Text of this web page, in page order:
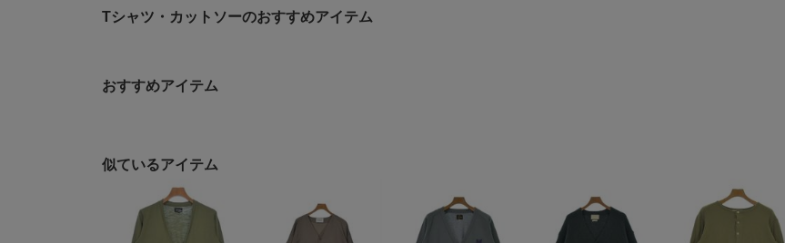
Tシャツ・カットソーのおすすめアイテム
おすすめアイテム